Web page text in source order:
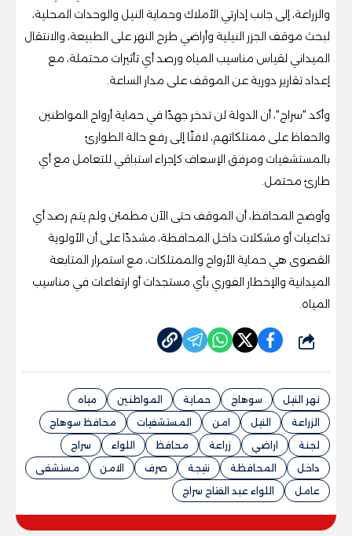
والزراعة، إلى جانب إدارتي الأملاك وحماية النيل والوحدات المحلية،
لبحث موقف الجزر النيلية وأراضي طرح النهر على الطبيعة، والانتقال
الميداني لقياس مناسيب المياه ورصد أي تأثيرات محتملة، مع
إعداد تقارير دورية عن الموقف على مدار الساعة.
وأكد "سراج"، أن الدولة لن تدخر جهدًا في حماية أرواح المواطنين
والحفاظ على ممتلكاتهم، لافتًا إلى رفع حالة الطوارئ
بالمستشفيات ومرفق الإسعاف كإجراء استباقي للتعامل مع أي
طارئ محتمل.
وأوضح المحافظ، أن الموقف حتى الآن مطمئن ولم يتم رصد أي
تداعيات أو مشكلات داخل المحافظة، مشددًا على أن الأولوية
القصوى هي حماية الأرواح والممتلكات، مع استمرار المتابعة
الميدانية والإخطار الفوري بأي مستجدات أو ارتفاعات في مناسيب
المياه.
شارك
نهر النيل سوهاج حماية المواطنين
مياه
الزراعة
النيل امن المستشفيات
محافظ سوهاج
لجنة
اراضي زراعة محافظ اللواء
سراج
داخل
المحافظة نتيجة صرف الامن
مستشفى
عامل
اللواء عبد الفتاح سراج